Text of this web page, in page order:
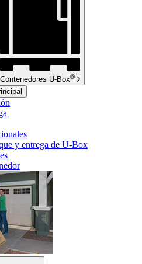
Contenedores U-Box®
y entrega de U-Box